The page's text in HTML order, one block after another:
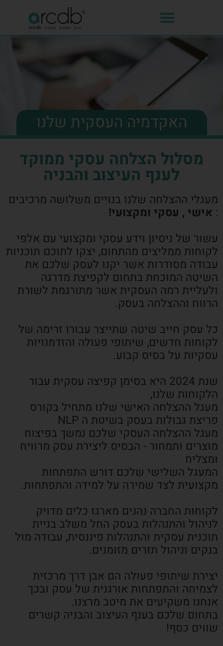
האקדמיה העסקית שלנו
מסלול הצלחה עסקי ממוקד
לענף העיצוב והבניה
מעגלי ההצלחה שלנו בנויים משלושה מרכיבים
: אישי , עסקי ומקצועי!
עשור של ניסיון וידע עסקי ומקצועי עם אלפי
לקוחות ממליצים מהתחום, יצקו לתוכם תוכניות
עבודה מסודרות אשר יקנו לעסק שלכם את
השיטה המוכחת בתחום לקפיצת מדרגה
ולעליית רמה העסקית אשר מתורגמת לשורת
הרווח וההצלחה בעסק.
כל עסק חייב שיטה שתייצר עבורו זרימה של
לקוחות חדשים, שיתופי פעולה והזדמנויות
עסקיות על בסיס קבוע.
שנת 2024 היא בסימן קפיצה עסקית עבור
הלקוחות שלנו,
מעגל ההצלחה האישי שלנו מתחיל בקורס
פריצת גבולות בעסק בשיטת ה NLP
מעגל ההצלחה העסקי שלכם נמשך בפיצוח
מוצרים ותמחור - הבסיס ליצירת עסק מרוויח
ומצליח
המעגל השלישי שלכם דורש התפתחות
מקצועית לצד שמירה על למידה והתפתחות.
לקוחות החברה נהנים מארגז כלים מדויק
לניהול והתנהלות בעסק החל משלב בניית
תוכנית עסקית והתנהלות פיננסית, עבודה מול
בנקים וניהול תזרים מזומנים.
יצירת שיתופי פעולה הם אבן דרך מרכזית
לצמיחה והתפתחות אורגנית של עסק ובכך
אנחנו משקיעים את מיטב מרצנו.
בתחום שלכם בענף העיצוב והבניה קשרים
שווים כסף!